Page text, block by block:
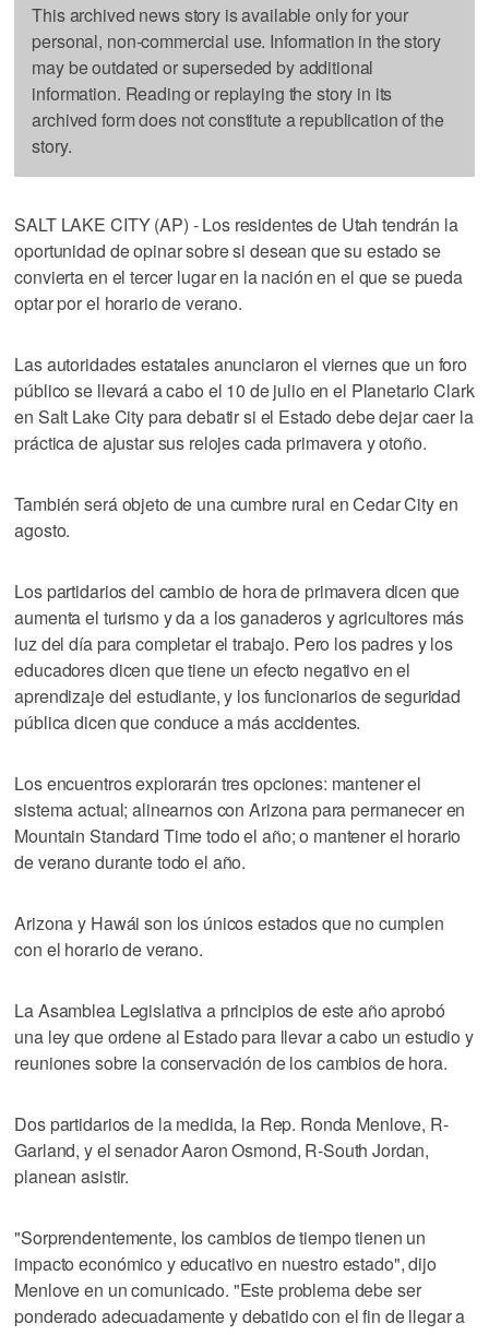
This archived news story is available only for your
personal, non-commercial use. Information in the story
may be outdated or superseded by additional
information. Reading or replaying the story in its
archived form does not constitute a republication of the
story.
SALT LAKE CITY (AP) - Los residentes de Utah tendrán la
oportunidad de opinar sobre si desean que su estado se
convierta en el tercer lugar en la nación en el que se pueda
optar por el horario de verano.
Las autoridades estatales anunciaron el viernes que un foro
público se llevará a cabo el 10 de julio en el Planetario Clark
en Salt Lake City para debatir si el Estado debe dejar caer la
práctica de ajustar sus relojes cada primavera y otoño.
También será objeto de una cumbre rural en Cedar City en
agosto.
Los partidarios del cambio de hora de primavera dicen que
aumenta el turismo y da a los ganaderos y agricultores más
luz del día para completar el trabajo. Pero los padres y los
educadores dicen que tiene un efecto negativo en el
aprendizaje del estudiante, y los funcionarios de seguridad
pública dicen que conduce a más accidentes.
Los encuentros explorarán tres opciones: mantener el
sistema actual; alinearnos con Arizona para permanecer en
Mountain Standard Time todo el año; o mantener el horario
de verano durante todo el año.
Arizona y Hawái son los únicos estados que no cumplen
con el horario de verano.
La Asamblea Legislativa a principios de este año aprobó
una ley que ordene al Estado para llevar a cabo un estudio y
reuniones sobre la conservación de los cambios de hora.
Dos partidarios de la medida, la Rep. Ronda Menlove, R-
Garland, y el senador Aaron Osmond, R-South Jordan,
planean asistir.
"Sorprendentemente, los cambios de tiempo tienen un
impacto económico y educativo en nuestro estado", dijo
Menlove en un comunicado. "Este problema debe ser
ponderado adecuadamente y debatido con el fin de llegar a